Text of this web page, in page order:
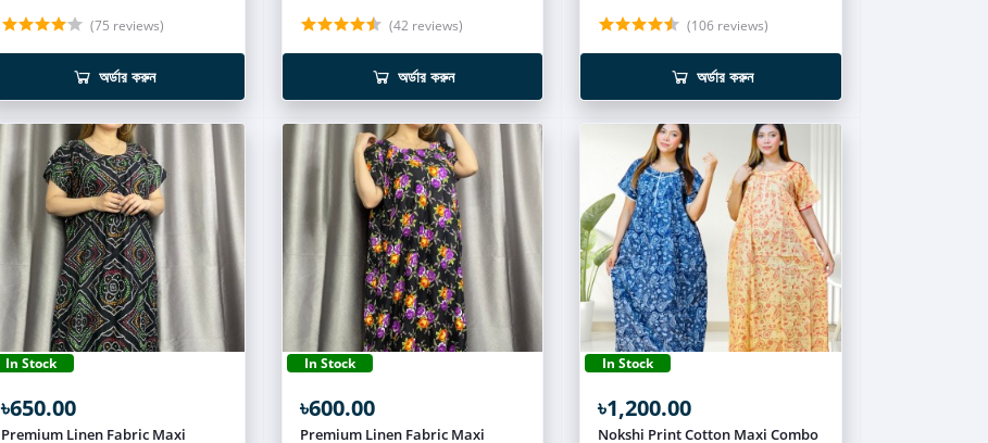
(75 reviews)
অর্ডার করুন
(42 reviews)
অর্ডার করুন
(106 reviews)
অর্ডার করুন
In Stock
৳650.00
Premium Linen Fabric Maxi
In Stock
৳600.00
Premium Linen Fabric Maxi
In Stock
৳1,200.00
Nokshi Print Cotton Maxi Combo